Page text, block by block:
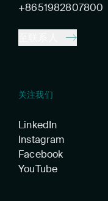
+8651982807800
关注我们
LinkedIn
Instagram
Facebook
YouTube